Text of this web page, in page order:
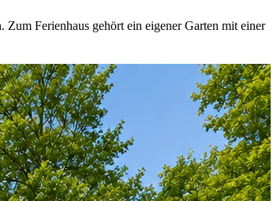
Ferienhaus gehört ein eigener Garten mit einer